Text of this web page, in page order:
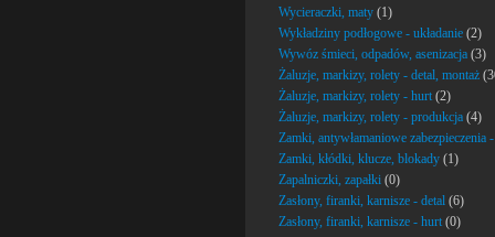
Wycieraczki, maty (1)
Wykładziny podłogowe - układanie (2)
Wywóz śmieci, odpadów, asenizacja (3)
Żaluzje, markizy, rolety - detal, montaż
Żaluzje, markizy, rolety - hurt (2)
Żaluzje, markizy, rolety - produkcja (4)
Zamki, antywłamaniowe zabezpieczenia
Zamki, kłódki, klucze, blokady (1)
Zapalniczki, zapałki (0)
Zasłony, firanki, karnisze - detal (6)
Zasłony, firanki, karnisze - hurt (0)